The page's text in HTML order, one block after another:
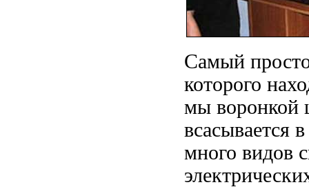
Самый
которого
мы воронкой
всасывается
много видов